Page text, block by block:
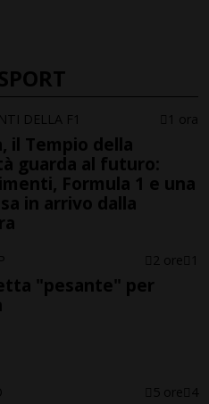
DELLA F1 1 ora
il Tempio della
guarda al futuro:
Formula 1 e una
in arrivo dalla
2 ore 1
"pesante" per
5 ore 4